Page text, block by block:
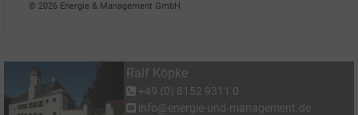
© 2026 Energie & Management GmbH
Ralf Köpke
+49 (0) 8152 9311 0
info@energie-und-management.de